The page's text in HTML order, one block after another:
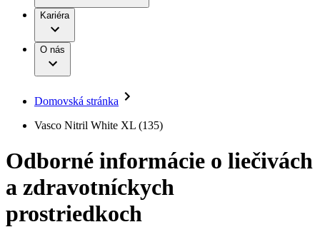
Terapie
Kontinencia a urológia
Liečba bolesti
Miniinvazívna chirurgia
Nutričná terapia
Onkológia
Ortopédia
Prevencia a kontrola infekcií
Spinálna chirurgia
Starostlivosť o rany
B. Braun Avitum
Ochorenia
Služby pre pacientov
Práca a kariéra
Naša kultúra
Vaša príležitosť
Zodpovednosť
Médiá
Tlačové správy
Kontakt
Kontaktný formulár
Spoločnosť
Kariéra
O nás
Domovská stránka
Vasco Nitril White XL (135)
Odborné informácie o liečivách
a zdravotníckych
prostriedkoch